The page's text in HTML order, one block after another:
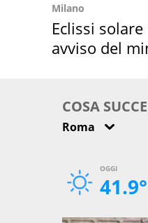
Milano
Eclissi
avviso del